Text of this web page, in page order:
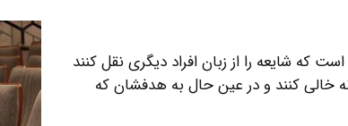
که شایعه را از زبان افراد دیگری نقل کنند
خالی کنند و در عین حال به هدفشان که